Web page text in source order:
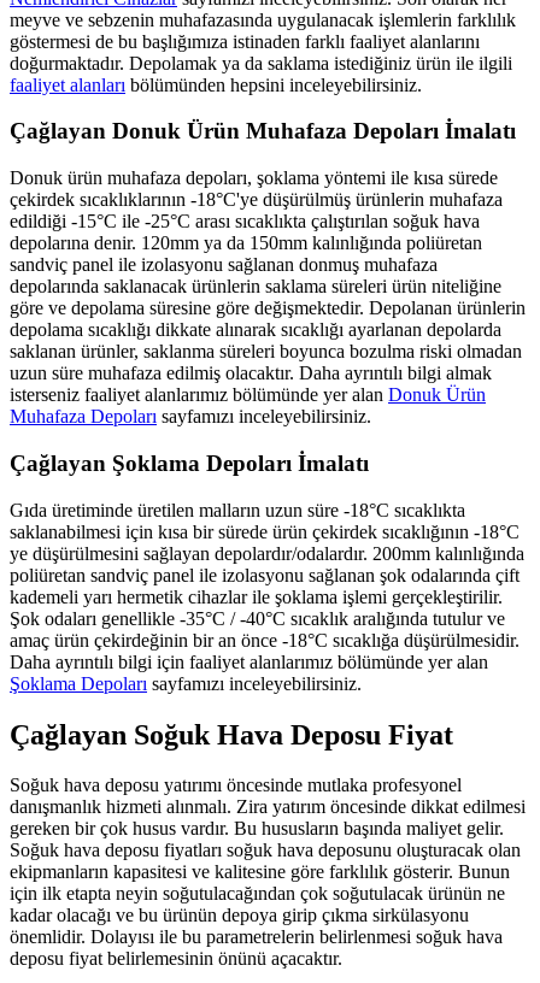
meyve ve sebzenin muhafazasında uygulanacak işlemlerin farklılık
göstermesi de bu başlığımıza istinaden farklı faaliyet alanlarını
doğurmaktadır. Depolamak ya da saklama istediğiniz ürün ile ilgili
faaliyet alanları bölümünden hepsini inceleyebilirsiniz.
Çağlayan Donuk Ürün Muhafaza Depoları İmalatı
Donuk ürün muhafaza depoları, şoklama yöntemi ile kısa sürede
çekirdek sıcaklıklarının -18°C'ye düşürülmüş ürünlerin muhafaza
edildiği -15°C ile -25°C arası sıcaklıkta çalıştırılan soğuk hava
depolarına denir. 120mm ya da 150mm kalınlığında poliüretan
sandviç panel ile izolasyonu sağlanan donmuş muhafaza
depolarında saklanacak ürünlerin saklama süreleri ürün niteliğine
göre ve depolama süresine göre değişmektedir. Depolanan ürünlerin
depolama sıcaklığı dikkate alınarak sıcaklığı ayarlanan depolarda
saklanan ürünler, saklanma süreleri boyunca bozulma riski olmadan
uzun süre muhafaza edilmiş olacaktır. Daha ayrıntılı bilgi almak
isterseniz faaliyet alanlarımız bölümünde yer alan Donuk Ürün
Muhafaza Depoları sayfamızı inceleyebilirsiniz.
Çağlayan Şoklama Depoları İmalatı
Gıda üretiminde üretilen malların uzun süre -18°C sıcaklıkta
saklanabilmesi için kısa bir sürede ürün çekirdek sıcaklığının -18°C
ye düşürülmesini sağlayan depolardır/odalardır. 200mm kalınlığında
poliüretan sandviç panel ile izolasyonu sağlanan şok odalarında çift
kademeli yarı hermetik cihazlar ile şoklama işlemi gerçekleştirilir.
Şok odaları genellikle -35°C / -40°C sıcaklık aralığında tutulur ve
amaç ürün çekirdeğinin bir an önce -18°C sıcaklığa düşürülmesidir.
Daha ayrıntılı bilgi için faaliyet alanlarımız bölümünde yer alan
Şoklama Depoları sayfamızı inceleyebilirsiniz.
Çağlayan Soğuk Hava Deposu Fiyat
Soğuk hava deposu yatırımı öncesinde mutlaka profesyonel
danışmanlık hizmeti alınmalı. Zira yatırım öncesinde dikkat edilmesi
gereken bir çok husus vardır. Bu hususların başında maliyet gelir.
Soğuk hava deposu fiyatları soğuk hava deposunu oluşturacak olan
ekipmanların kapasitesi ve kalitesine göre farklılık gösterir. Bunun
için ilk etapta neyin soğutulacağından çok soğutulacak ürünün ne
kadar olacağı ve bu ürünün depoya girip çıkma sirkülasyonu
önemlidir. Dolayısı ile bu parametrelerin belirlenmesi soğuk hava
deposu fiyat belirlemesinin önünü açacaktır.